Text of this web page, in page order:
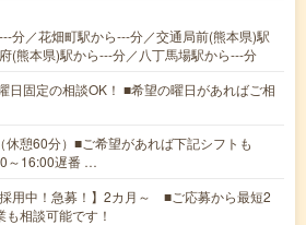
分／花畑町駅から---分／交通局前(熊本県)駅
(熊本県)駅から---分／八丁馬場駅から---分
日固定の相談OK！ ■希望の曜日があればご相
休憩60分）■ご希望があれば下記シフトも
～16:00遅番 …
採用中！急募！】2カ月～ ■ご応募から最短2
も相談可能です！